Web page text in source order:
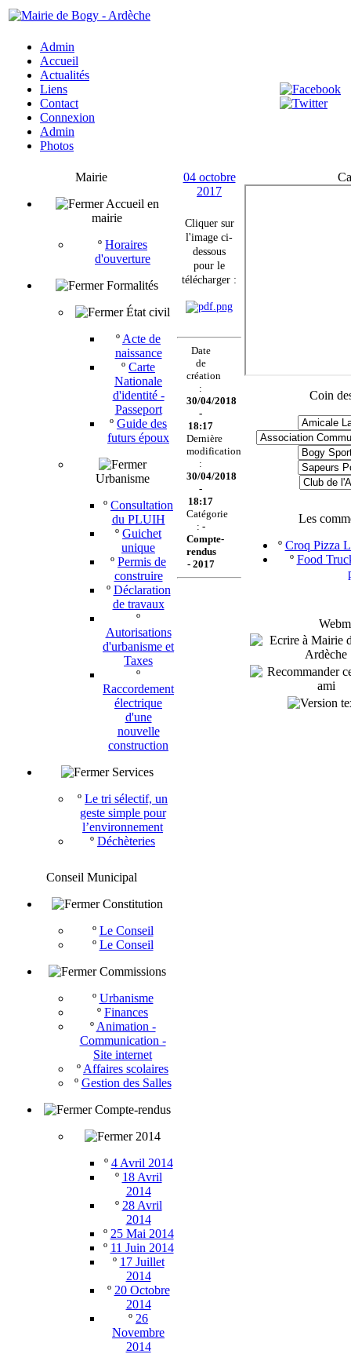
Admin
Accueil
Actualités
Liens
Contact
Connexion
Admin
Photos
Mairie
Accueil en
mairie
º Horaires
d'ouverture
Formalités
État civil
º Acte de
naissance
º Carte
Nationale
d'identité -
Passeport
º Guide des
futurs époux
Urbanisme
º Consultation
du PLUIH
º Guichet
unique
º Permis de
construire
º Déclaration
de travaux
º
Autorisations
d'urbanisme et
Taxes
º
Raccordement
électrique
d'une
nouvelle
construction
Services
º Le tri sélectif, un
geste simple pour
l’environnement
º Déchèteries
Conseil Municipal
Constitution
º Le Conseil
º Le Conseil
Commissions
º Urbanisme
º Finances
º Animation -
Communication -
Site internet
º Affaires scolaires
º Gestion des Salles
Compte-rendus
2014
º 4 Avril 2014
º 18 Avril
2014
º 28 Avril
2014
º 25 Mai 2014
º 11 Juin 2014
º 17 Juillet
2014
º 20 Octobre
2014
º 26
Novembre
2014
04 octobre
2017
Cliquer sur
l'image ci-
dessous
pour le
télécharger :
Date
de
création
:
30/04/2018
-
18:17
Dernière
modification
:
30/04/2018
-
18:17
Catégorie
: -
Compte-
rendus
- 2017
Coin
Les
º Croq Pizza
º Food